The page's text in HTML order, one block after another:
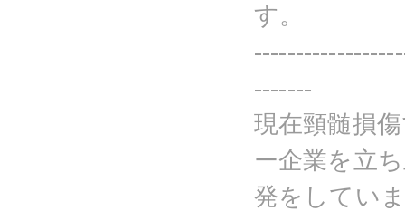
す。
-------
現在頸髄損
ー企業を立
発をしてい